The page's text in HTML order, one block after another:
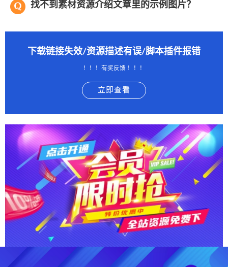
找不到素材资源介绍文章里的示例图片？
下载链接失效/资源描述有误/脚本插件报错
！！！有奖反馈 ！！！
立即查看